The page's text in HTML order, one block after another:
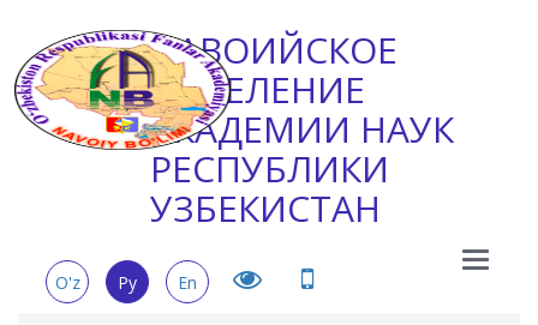
НАВОИЙСКОЕ
ОТДЕЛЕНИЕ
АКАДЕМИИ НАУК
РЕСПУБЛИКИ
УЗБЕКИСТАН
Main
O'z Ру En